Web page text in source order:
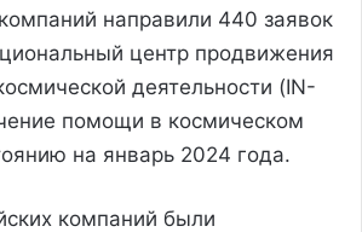
направили 440 заявок
центр продвижения
деятельности (IN-
помощи в космическом
на январь 2024 года.
компаний были